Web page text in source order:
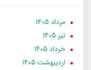
مرداد 1405
تير 1405
خرداد 1405
ارديبهشت 1405